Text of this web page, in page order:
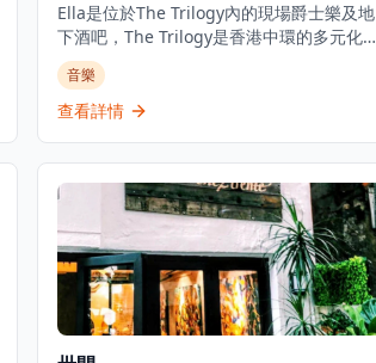
Ella是位於The Trilogy內的現場爵士樂及地
下酒吧，The Trilogy是香港中環的多元化音
樂體驗中心，是體驗現場音樂和精緻飲酒的
理想去處。酒吧提供新奧爾良風格雞尾酒，
並從週三開始舉辦現場爵士樂、靈魂樂和藍
Ella在香港娛樂區的中心地帶提供親密的爵
士樂體驗，無論是想要享受浪漫夜晚的情
侶，還是尋找獨特音樂體驗的音樂愛好者，
都能在這裡找到屬於自己的樂趣。酒吧環境
優雅舒適，適合約會、商務聚會或慶祝特殊
場合，讓客人在欣賞現場音樂的同時，品味
精緻的雞尾酒和美好時光。
音樂
查看詳情